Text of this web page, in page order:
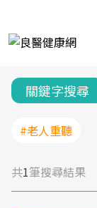
關鍵字搜尋
#老人重聽
共1筆搜尋結果